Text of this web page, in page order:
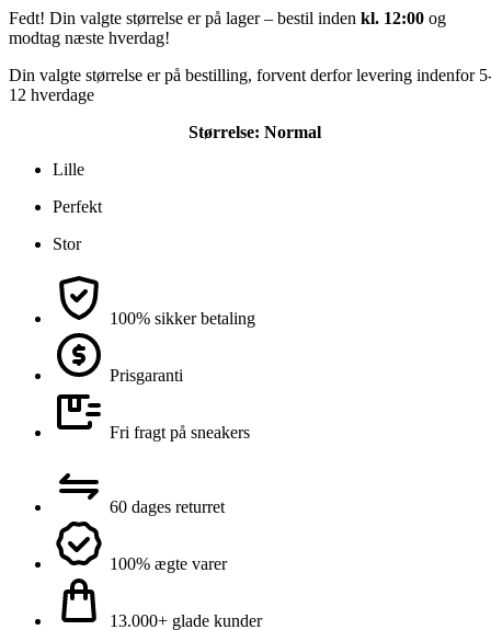
M&M's
"Green"
Fedt! Din valgte størrelse er på lager – bestil inden kl. 12:00 og
modtag næste hverdag!
Din valgte størrelse er på bestilling, forvent derfor levering indenfor
12 hverdage
Størrelse: Normal
Lille
Perfekt
Stor
100% sikker betaling
Prisgaranti
Fri fragt på sneakers
60 dages returret
100% ægte varer
13.000+ glade kunder